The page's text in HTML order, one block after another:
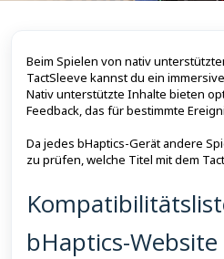
Beim Spielen von nativ
TactSleeve kannst du ein
Nativ unterstützte Inhalte bieten
Feedback, das für bestimmte
Da jedes bHaptics-Gerät andere
zu prüfen, welche Titel mit dem
bHaptics-